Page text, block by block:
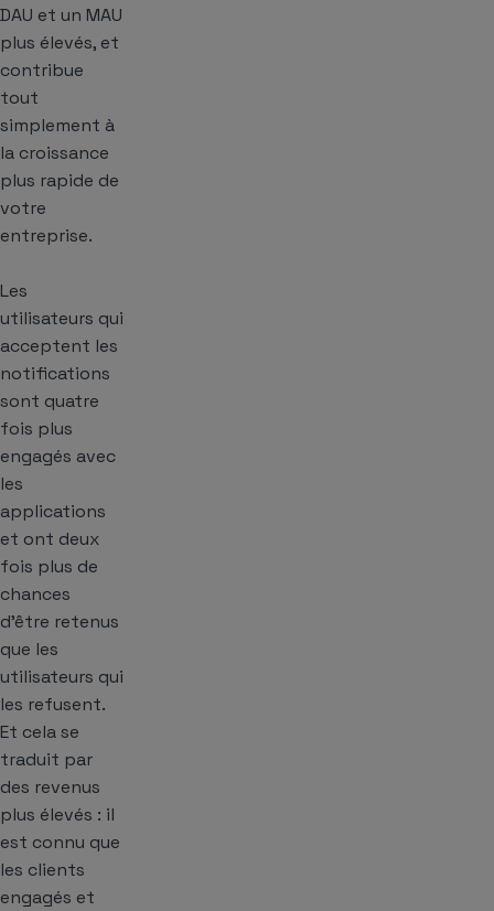
DAU et un MAU
plus élevés, et
contribue
tout
simplement à
la croissance
plus rapide de
votre
entreprise.
Les
utilisateurs qui
acceptent les
notifications
sont quatre
fois plus
engagés avec
les
applications
et ont deux
fois plus de
chances
d’être retenus
que les
utilisateurs qui
les refusent.
Et cela se
traduit par
des revenus
plus élevés : il
est connu que
les clients
engagés et